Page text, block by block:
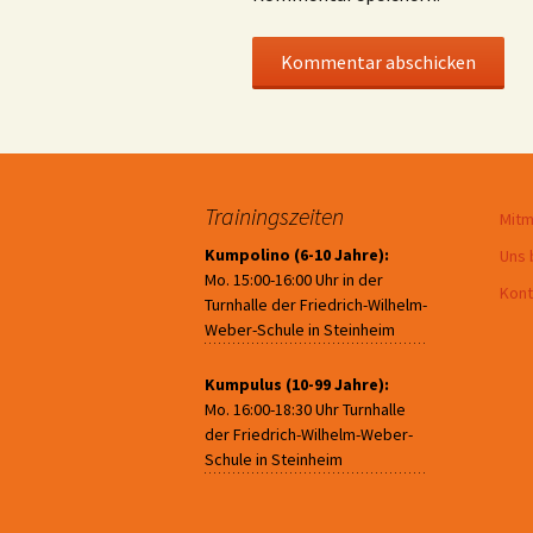
Trainingszeiten
Kumpolino (6-10 Jahre):
Mo. 15:00-16:00 Uhr in der
Turnhalle der Friedrich-Wilhelm-
Weber-Schule in Steinheim
Kumpulus (10-99 Jahre):
Mo. 16:00-18:30 Uhr Turnhalle
der Friedrich-Wilhelm-Weber-
Schule in Steinheim
Uns